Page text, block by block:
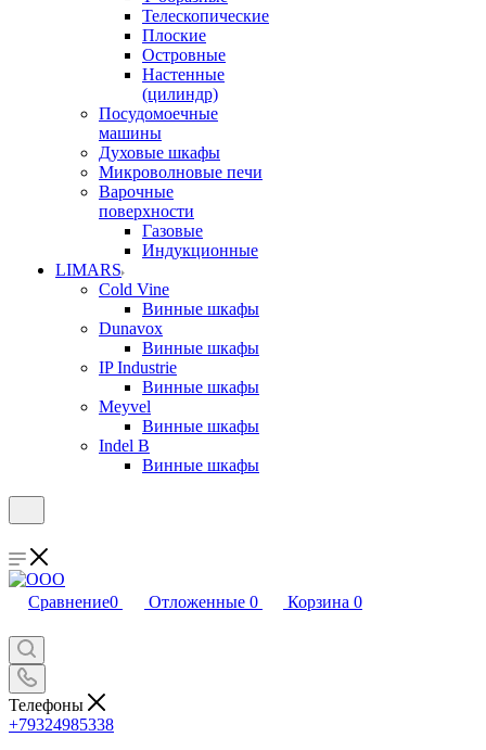
Телескопические
Плоские
Островные
Настенные
(цилиндр)
Посудомоечные
машины
Духовые шкафы
Микроволновые печи
Варочные
поверхности
Газовые
Индукционные
LIMARS
Cold Vine
Винные шкафы
Dunavox
Винные шкафы
IP Industrie
Винные шкафы
Meyvel
Винные шкафы
Indel B
Винные шкафы
Сравнение0 Отложенные 0 Корзина 0
Телефоны
+79324985338